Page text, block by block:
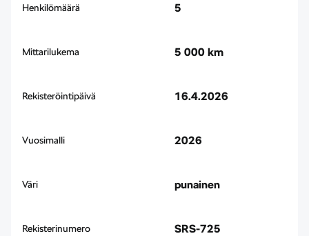
Henkilömäärä 5
Mittarilukema 5 000 km
Rekisteröintipäivä 16.4.2026
Vuosimalli 2026
Väri punainen
Rekisterinumero SRS-725